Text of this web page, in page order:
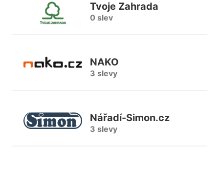
Tvoje Zahrada
0 slev
NAKO
3 slevy
Nářadí-Simon.cz
3 slevy